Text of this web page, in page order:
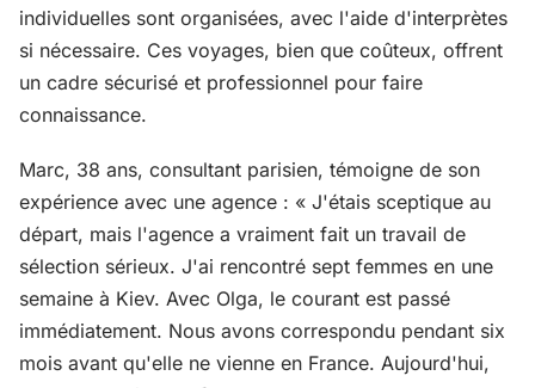
individuelles sont organisées, avec l'aide d'interprètes
si nécessaire. Ces voyages, bien que coûteux, offrent
un cadre sécurisé et professionnel pour faire
connaissance.
Marc, 38 ans, consultant parisien, témoigne de son
expérience avec une agence : « J'étais sceptique au
départ, mais l'agence a vraiment fait un travail de
sélection sérieux. J'ai rencontré sept femmes en une
semaine à Kiev. Avec Olga, le courant est passé
immédiatement. Nous avons correspondu pendant six
mois avant qu'elle ne vienne en France. Aujourd'hui,